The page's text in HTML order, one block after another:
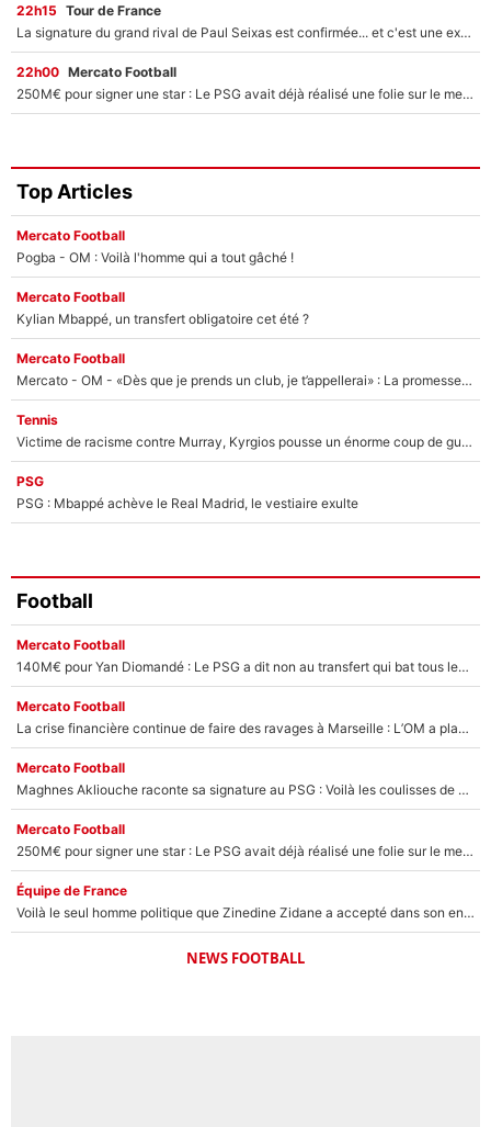
22h15 Tour de France
La signature du grand rival de Paul Seixas est confirmée... et c'est une excellente nouvelle pour l'équipe Decathlon-CMA CGM !
22h00 Mercato Football
250M€ pour signer une star : Le PSG avait déjà réalisé une folie sur le mercato bien avant Neymar !
Top Articles
Mercato Football
Pogba - OM : Voilà l'homme qui a tout gâché !
Mercato Football
Kylian Mbappé, un transfert obligatoire cet été ?
Mercato Football
Mercato - OM - «Dès que je prends un club, je t’appellerai» : La promesse de Marcelino au moment de claquer la porte
Tennis
Victime de racisme contre Murray, Kyrgios pousse un énorme coup de gueule !
PSG
PSG : Mbappé achève le Real Madrid, le vestiaire exulte
Football
Mercato Football
140M€ pour Yan Diomandé : Le PSG a dit non au transfert qui bat tous les records sur le mercato
Mercato Football
La crise financière continue de faire des ravages à Marseille : L’OM a placé 12 joueurs sur le marché des transferts… et ça pourrait lui rapporter près de 100M€ !
Mercato Football
Maghnes Akliouche raconte sa signature au PSG : Voilà les coulisses de son transfert de rêve à 50M€
Mercato Football
250M€ pour signer une star : Le PSG avait déjà réalisé une folie sur le mercato bien avant Neymar !
Équipe de France
Voilà le seul homme politique que Zinedine Zidane a accepté dans son entourage : «Je garde un très bon souvenir de lui»
NEWS FOOTBALL